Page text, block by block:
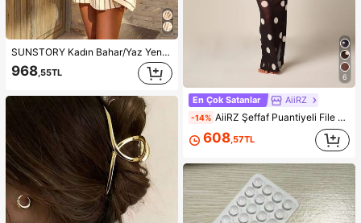
SUNSTORY Kadın Bahar/Yaz Yeni Bohem Vintage Çizgili 2 Parça Set, Düğmeli Çizgili Gömlek + Çizgili Mini Etek, Zarif Günlük Stil, Tatil, Günlük Çıkışlar, Ofis İşe Gidiş, Öğretmen Ofisi, Öğretmenler Günü Kombini, Şükran Günü, Müzik Festivali, Okula Dönüş, Parti, Sokak Stili, Havalimanı Seyahati, Yaz Tatili, Plaj Çıkışları İçin Uygun
968,55TL 6
En Çok Satanlar AiiRZ
-14% AiiRZ Şeffaf Puantiyeli File Maxi Elbise, Uzun Çan Kol, Yuvarlak Yaka, Yer Boyu Üst Katmanlı Yazlık Plaj Üzerliği
608,57TL